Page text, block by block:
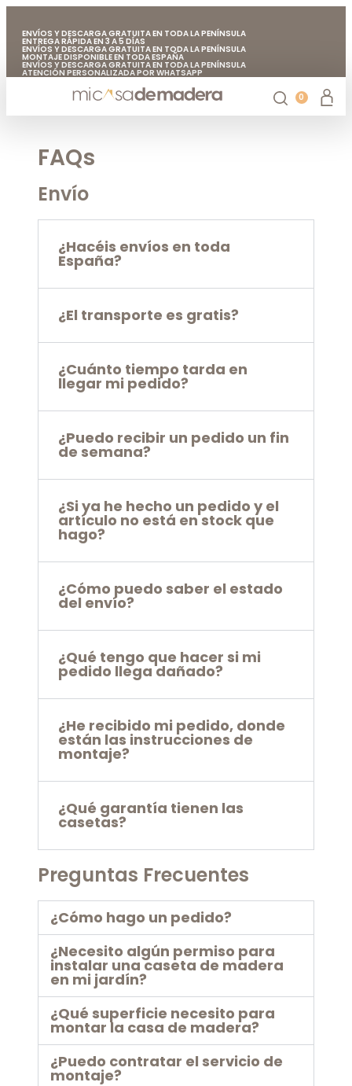
ENVÍOS Y DESCARGA GRATUITA EN TODA LA PENÍNSULA
ENTREGA RÁPIDA EN 3 A 5 DÍAS
ENVÍOS Y DESCARGA GRATUITA EN TODA LA PENÍNSULA
MONTAJE DISPONIBLE EN TODA ESPAÑA
ENVÍOS Y DESCARGA GRATUITA EN TODA LA PENÍNSULA
ATENCIÓN PERSONALIZADA POR WHATSAPP
FABRICADO EN EUROPA CON MADERA DE CALIDAD
ENVÍOS Y DESCARGA GRATUITA EN TODA LA PENÍNSULA
0
FAQs
Envío
¿Hacéis envíos en toda
España?
¿El transporte es gratis?
¿Cuánto tiempo tarda en
llegar mi pedido?
¿Puedo recibir un pedido un fin
de semana?
¿Si ya he hecho un pedido y el
artículo no está en stock que
hago?
¿Cómo puedo saber el estado
del envío?
¿Qué tengo que hacer si mi
pedido llega dañado?
¿He recibido mi pedido, donde
están las instrucciones de
montaje?
¿Qué garantía tienen las
casetas?
Preguntas Frecuentes
¿Cómo hago un pedido?
¿Necesito algún permiso para
instalar una caseta de madera
en mi jardín?
¿Qué superficie necesito para
montar la casa de madera?
¿Puedo contratar el servicio de
montaje?